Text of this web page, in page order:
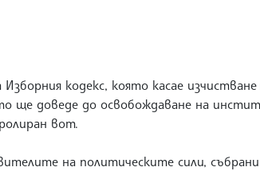
Изборния кодекс, която касае
ще доведе до освобождаване на
вот.
на политическите сили,